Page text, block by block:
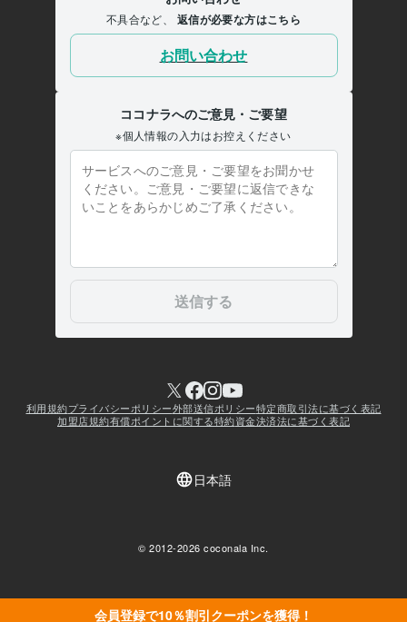
会員登録で10％割引クーポンを獲得！